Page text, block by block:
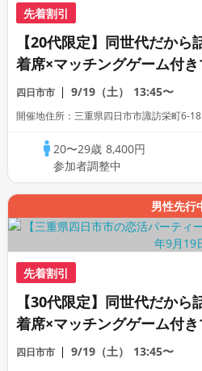
先着割引
【20代限定】同世代だか
着席×マッチングゲーム付
ン
四日市市 9/19（土） 13:45〜
開催地住所：三重県四日市市諏訪栄町6-
20〜29歳 8,400円
参加者調整中
男性先行
先着割引
【30代限定】同世代だか
着席×マッチングゲーム付
ン
四日市市 9/19（土） 13:45〜